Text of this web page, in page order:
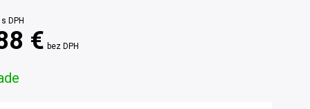
s DPH
€ bez DPH